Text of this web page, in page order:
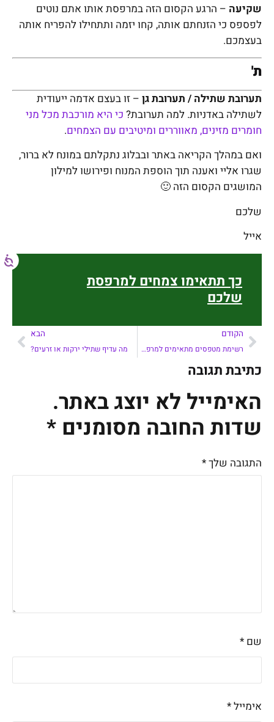
שקיעה – הרגע הקסום הזה במרפסת אותו אתם נוטים
לפספס כי הזנחתם אותה, קחו יזמה ותתחילו להפריח אותה
בעצמכם.
ת'
תערובת שתילה / תערובת גן – זו בעצם אדמה ייעודית
לשתילה באדניות. למה תערובת? כי היא מורכבת מכל מני
חומרים מזינים, מאווררים ומיטיבים עם הצמחים.
ואם במהלך הקריאה באתר ובבלוג נתקלתם במונח לא ברור,
שגרו אליי ואענה תוך הוספת המנוח ופירושו למילון
המושגים הקסום הזה 🙂
שלכם
אייל
כך תתאימו צמחים למרפסת
שלכם
הקודם
רשימת מטפסים מתאימים למרפסת
הבא
מה עדיף שתילי ירקות או זרעים?
כתיבת תגובה
האימייל לא יוצג באתר.
שדות החובה מסומנים *
התגובה שלך*
שם *
אימייל*